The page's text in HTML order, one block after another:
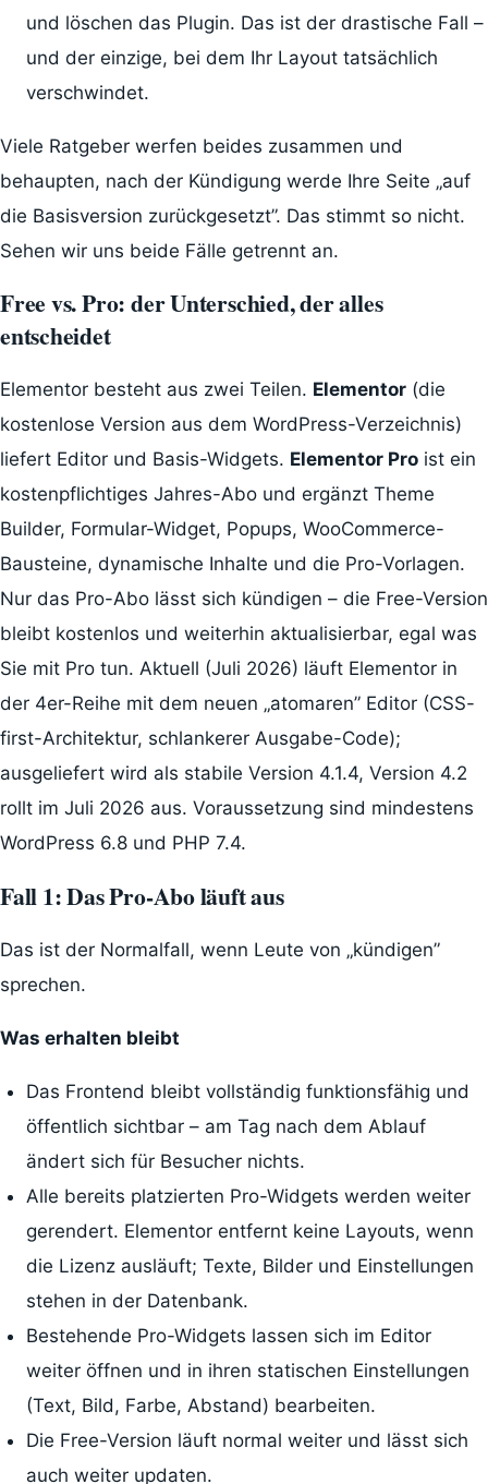
und löschen das Plugin. Das ist der drastische Fall –
und der einzige, bei dem Ihr Layout tatsächlich
verschwindet.
Viele Ratgeber werfen beides zusammen und
behaupten, nach der Kündigung werde Ihre Seite „auf
die Basisversion zurückgesetzt”. Das stimmt so nicht.
Sehen wir uns beide Fälle getrennt an.
Free vs. Pro: der Unterschied, der alles
entscheidet
Elementor besteht aus zwei Teilen. Elementor (die
kostenlose Version aus dem WordPress-Verzeichnis)
liefert Editor und Basis-Widgets. Elementor Pro ist ein
kostenpflichtiges Jahres-Abo und ergänzt Theme
Builder, Formular-Widget, Popups, WooCommerce-
Bausteine, dynamische Inhalte und die Pro-Vorlagen.
Nur das Pro-Abo lässt sich kündigen – die Free-Version
bleibt kostenlos und weiterhin aktualisierbar, egal was
Sie mit Pro tun. Aktuell (Juli 2026) läuft Elementor in
der 4er-Reihe mit dem neuen „atomaren” Editor (CSS-
first-Architektur, schlankerer Ausgabe-Code);
ausgeliefert wird als stabile Version 4.1.4, Version 4.2
rollt im Juli 2026 aus. Voraussetzung sind mindestens
WordPress 6.8 und PHP 7.4.
Fall 1: Das Pro-Abo läuft aus
Das ist der Normalfall, wenn Leute von „kündigen”
sprechen.
Was erhalten bleibt
Das Frontend bleibt vollständig funktionsfähig und
öffentlich sichtbar – am Tag nach dem Ablauf
ändert sich für Besucher nichts.
Alle bereits platzierten Pro-Widgets werden weiter
gerendert. Elementor entfernt keine Layouts, wenn
die Lizenz ausläuft; Texte, Bilder und Einstellungen
stehen in der Datenbank.
Bestehende Pro-Widgets lassen sich im Editor
weiter öffnen und in ihren statischen Einstellungen
(Text, Bild, Farbe, Abstand) bearbeiten.
Die Free-Version läuft normal weiter und lässt sich
auch weiter updaten.